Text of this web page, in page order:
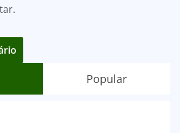
Popular